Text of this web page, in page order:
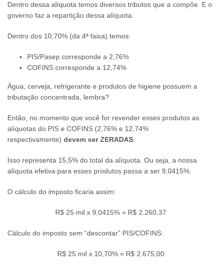
Dentro dessa alíquota temos diversos tributos que a compõe. E o
governo faz a repartição dessa alíquota.
Dentro dos 10,70% (da 4ª faixa) temos:
PIS/Pasep corresponde a 2,76%
COFINS corresponde a 12,74%
Água, cerveja, refrigerante e produtos de higiene possuem a
tributação concentrada, lembra?
Então, no momento que você for revender esses produtos as
alíquotas do PIS e COFINS (2,76% e 12,74%
respectivamente) devem ser ZERADAS.
Isso representa 15,5% do total da alíquota. Ou seja, a nossa
alíquota efetiva para esses produtos passa a ser 9,0415%.
O cálculo do imposto ficaria assim:
R$ 25 mil x 9,0415% = R$ 2.260,37
Cálculo do imposto sem “descontar” PIS/COFINS:
R$ 25 mil x 10,70% = R$ 2.675,00